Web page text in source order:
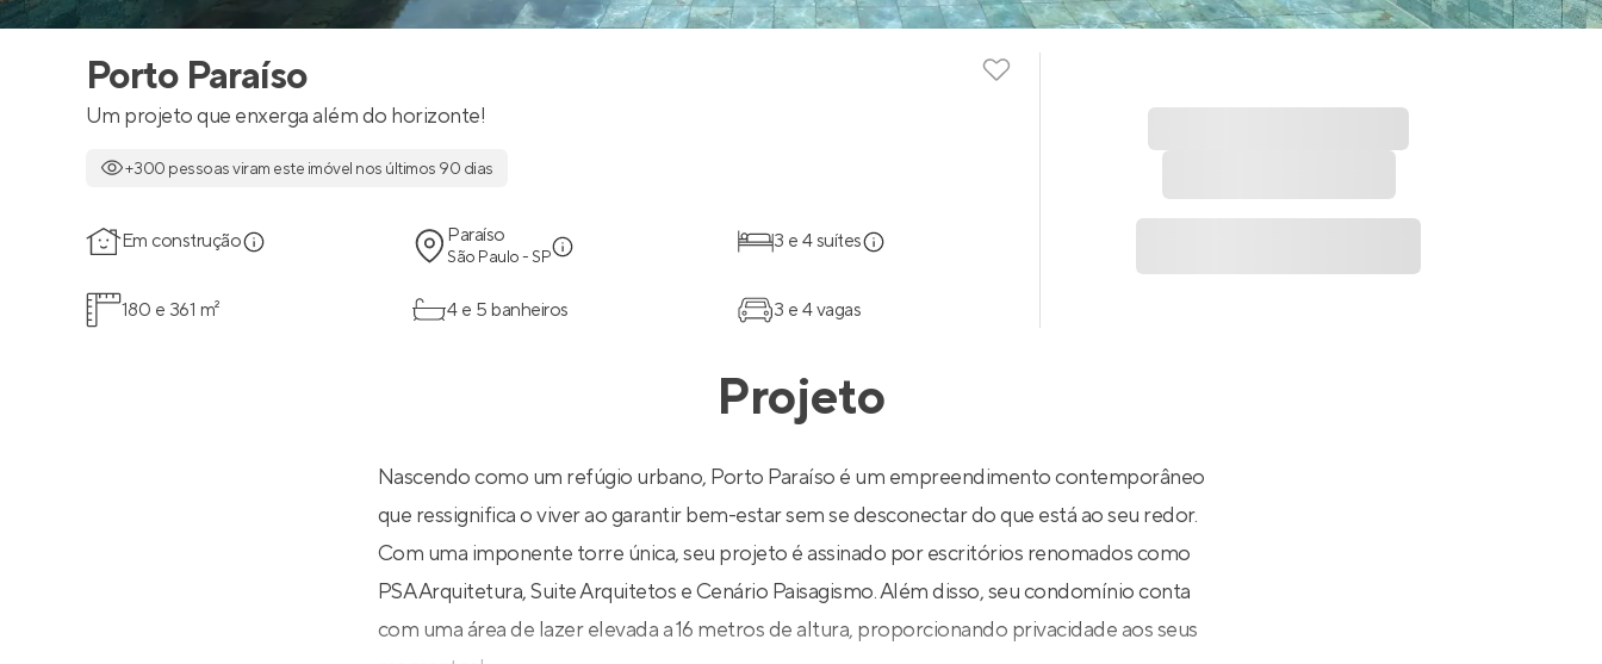
Porto Paraíso
Um projeto que enxerga além do horizonte!
+300 pessoas viram este imóvel nos últimos 90 dias
Em construção Paraíso
São Paulo - SP
3 e 4 suítes
180 e 361 m² 4 e 5 banheiros 3 e 4 vagas
Projeto
Nascendo como um refúgio urbano, Porto Paraíso é um empreendimento contemporâneo
que ressignifica o viver ao garantir bem-estar sem se desconectar do que está ao seu redor.
Com uma imponente torre única, seu projeto é assinado por escritórios renomados como
PSA Arquitetura, Suite Arquitetos e Cenário Paisagismo. Além disso, seu condomínio conta
com uma área de lazer elevada a 16 metros de altura, proporcionando privacidade aos seus